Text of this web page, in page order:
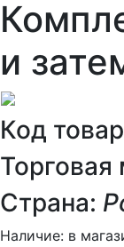
и
Код
Торговая
Страна:
Наличие: в